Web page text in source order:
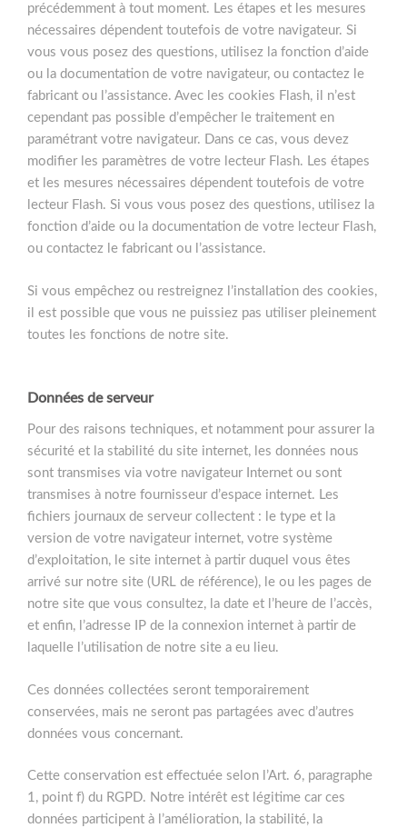
précédemment à tout moment. Les étapes et les mesures
nécessaires dépendent toutefois de votre navigateur. Si
vous vous posez des questions, utilisez la fonction d’aide
ou la documentation de votre navigateur, ou contactez le
fabricant ou l’assistance. Avec les cookies Flash, il n’est
cependant pas possible d’empêcher le traitement en
paramétrant votre navigateur. Dans ce cas, vous devez
modifier les paramètres de votre lecteur Flash. Les étapes
et les mesures nécessaires dépendent toutefois de votre
lecteur Flash. Si vous vous posez des questions, utilisez la
fonction d’aide ou la documentation de votre lecteur Flash,
ou contactez le fabricant ou l’assistance.
Si vous empêchez ou restreignez l’installation des cookies,
il est possible que vous ne puissiez pas utiliser pleinement
toutes les fonctions de notre site.
Données de serveur
Pour des raisons techniques, et notamment pour assurer la
sécurité et la stabilité du site internet, les données nous
sont transmises via votre navigateur Internet ou sont
transmises à notre fournisseur d’espace internet. Les
fichiers journaux de serveur collectent : le type et la
version de votre navigateur internet, votre système
d’exploitation, le site internet à partir duquel vous êtes
arrivé sur notre site (URL de référence), le ou les pages de
notre site que vous consultez, la date et l’heure de l’accès,
et enfin, l’adresse IP de la connexion internet à partir de
laquelle l’utilisation de notre site a eu lieu.
Ces données collectées seront temporairement
conservées, mais ne seront pas partagées avec d’autres
données vous concernant.
Cette conservation est effectuée selon l’Art. 6, paragraphe
1, point f) du RGPD. Notre intérêt est légitime car ces
données participent à l’amélioration, la stabilité, la